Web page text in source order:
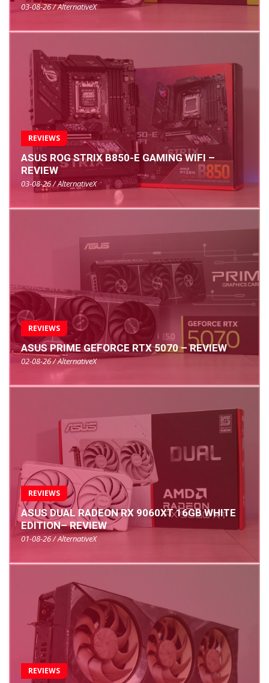
03-08-26 / AlternativeX
REVIEWS
ASUS ROG STRIX B850-E GAMING WIFI –
REVIEW
03-08-26 / AlternativeX
REVIEWS
ASUS PRIME GEFORCE RTX 5070 – REVIEW
02-08-26 / AlternativeX
REVIEWS
ASUS DUAL RADEON RX 9060XT 16GB WHITE
EDITION– REVIEW
01-08-26 / AlternativeX
REVIEWS